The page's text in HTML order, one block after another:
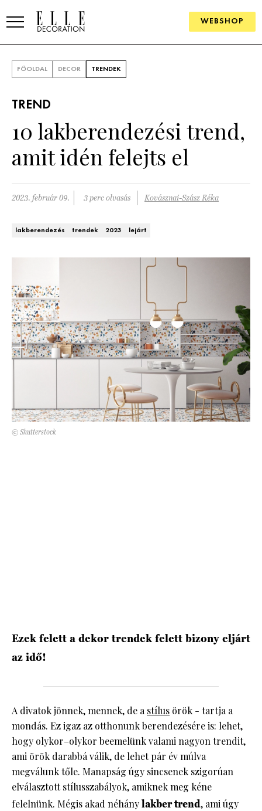
WEBSHOP
SZOBÁK
Konyha
Fürdőszoba
ÖTLETEK
SZÉP TEREK
FŐOLDAL DECOR TRENDEK
TREND
10 lakberendezési trend,
amit idén felejts el
2023. február 09. 3 perc olvasás Kovásznai-Szász Réka
lakberendezés trendek 2023 lejárt
© Shutterstock
Ezek felett a dekor trendek felett bizony eljárt
az idő!
A divatok jönnek, mennek, de astílus örök - tartja a
mondás. Ez igaz az otthonunk berendezésére is: lehet,
hogy olykor–olykor beemelünk valami nagyon trendit,
ami örök darabbá válik, de lehet pár év múlva
megválunk tőle. Manapság úgy sincsenek szigorúan
elválasztott stílusszabályok, amiknek meg kéne
felelnünk. Mégis akad néhánylakber trend, ami úgy